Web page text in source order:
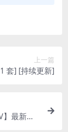
上一篇
套] [持续更新]
】最新